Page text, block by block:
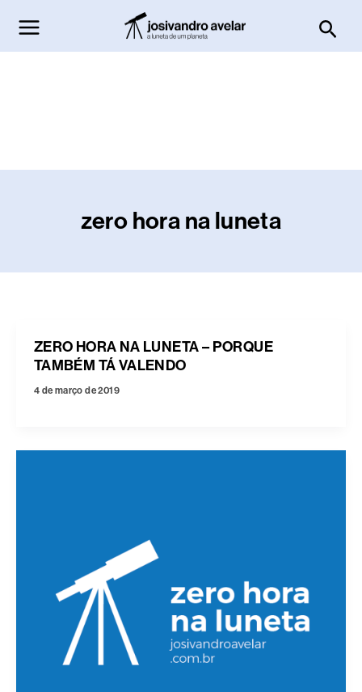
para
o
zero hora na luneta
ZERO HORA NA LUNETA – PORQUE
TAMBÉM TÁ VALENDO
4 de março de 2019